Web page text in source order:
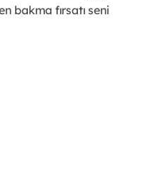
bakma fırsatı seni